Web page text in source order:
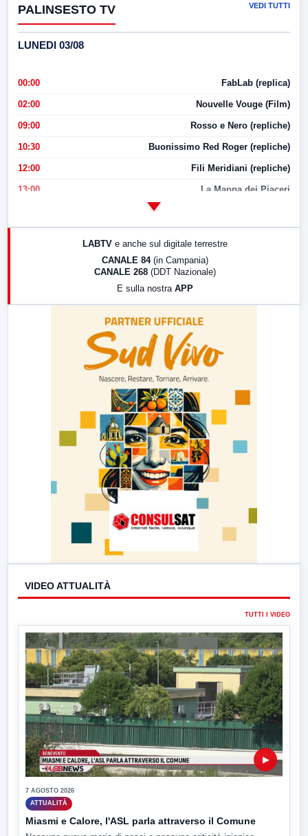
PALINSESTO TV VEDI TUTTI
LUNEDI 03/08
00:00 FabLab (replica)
02:00 Nouvelle Vouge (Film)
09:00 Rosso e Nero (repliche)
10:30 Buonissimo Red Roger (repliche)
12:00 Fili Meridiani (repliche)
13:00 La Mappa dei Piaceri
17:00 LabNews (replica)
LABTV e anche sul digitale terrestre
CANALE 84 (in Campania)
CANALE 268 (DDT Nazionale)
E sulla nostra APP
VIDEO ATTUALITÀ
TUTTI I VIDEO
▶
7 AGOSTO 2026
ATTUALITÀ
Miasmi e Calore, l'ASL parla attraverso il Comune